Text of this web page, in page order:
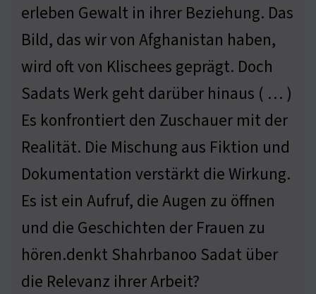
erleben Gewalt in ihrer Beziehung. Das
Bild, das wir von Afghanistan haben,
wird oft von Klischees geprägt. Doch
Sadats Werk geht darüber hinaus ( … )
Es konfrontiert den Zuschauer mit der
Realität. Die Mischung aus Fiktion und
Dokumentation verstärkt die Wirkung.
Es ist ein Aufruf, die Augen zu öffnen
und die Geschichten der Frauen zu
hören.denkt Shahrbanoo Sadat über
die Relevanz ihrer Arbeit?